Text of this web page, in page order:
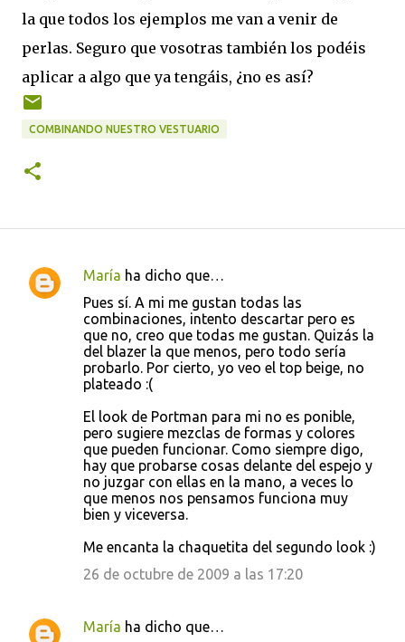
la que todos los ejemplos me van a venir de
perlas. Seguro que vosotras también los podéis
aplicar a algo que ya tengáis, ¿no es así?
COMBINANDO NUESTRO VESTUARIO
C
María ha dicho que…
Pues sí. A mi me gustan todas las
combinaciones, intento descartar pero es
que no, creo que todas me gustan. Quizás la
del blazer la que menos, pero todo sería
probarlo. Por cierto, yo veo el top beige, no
plateado :(
El look de Portman para mi no es ponible,
pero sugiere mezclas de formas y colores
que pueden funcionar. Como siempre digo,
hay que probarse cosas delante del espejo y
no juzgar con ellas en la mano, a veces lo
que menos nos pensamos funciona muy
bien y viceversa.
Me encanta la chaquetita del segundo look :)
26 de octubre de 2009 a las 17:20
María ha dicho que…